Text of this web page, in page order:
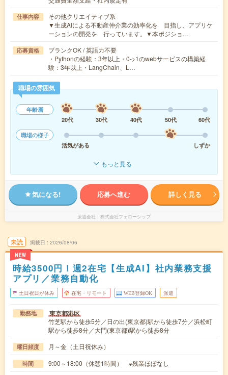
仕事内容
その他クリエイティブ系
▼生成AIによる不動産仲介業の効率化を 目指し、アプリケ
ーションの開発を 行っています。▼本ポジショ…
応募資格
ブランクOK / 英語力不要
・Pythonの経験：3年以上・0->1のwebサービスの構築経
験：3年以上・LangChain、L…
職場の雰囲気
年齢層
20代
30代 40代 50代
60代
職場の様子
活気がある
しずか
もっと見る
気になる! 応募へ進む 詳しく見る
派遣会社 株式会社フェローシップ
未読
NEW
掲載日 2026/08/06
時給3500円！週2在宅【生成AI】社内業務支援
アプリ／業務自動化
土日祝日が休み 在宅・リモート WEB登録OK 派遣
勤務地 東京都港区
竹芝駅から徒歩5分／日の出(東京都)駅から徒歩7分／浜松町
駅から徒歩8分／大門(東京都)駅から徒歩8分
曜日頻度 月～金（土日祝休み）
時間 9:00～18:00（休憩1時間） ※残業ほぼなし